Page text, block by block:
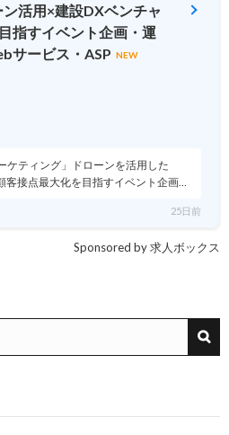
活用×建設DXベンチャ
指すイベント企画・運
サービス・ASP NEW
ケティング」ドローンを活用した
客接点最大化を目指すイベント企画…
25日前
Sponsored by 求人ボックス